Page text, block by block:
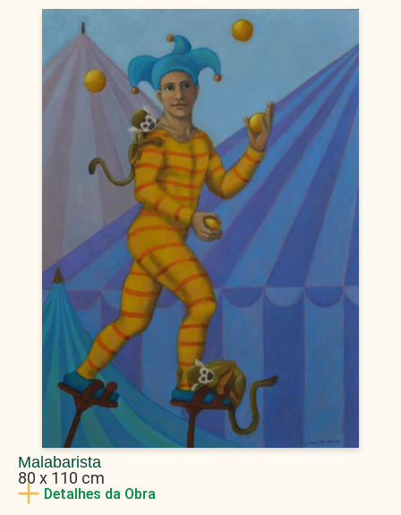
Malabarista
80 x 110 cm
Detalhes da Obra